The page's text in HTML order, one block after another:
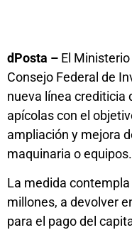
dPosta – El
Consejo Federal de
nueva línea crediticia
apícolas con el
ampliación y mejora
maquinaria o equipos.
La medida
millones, a devolver
para el pago del